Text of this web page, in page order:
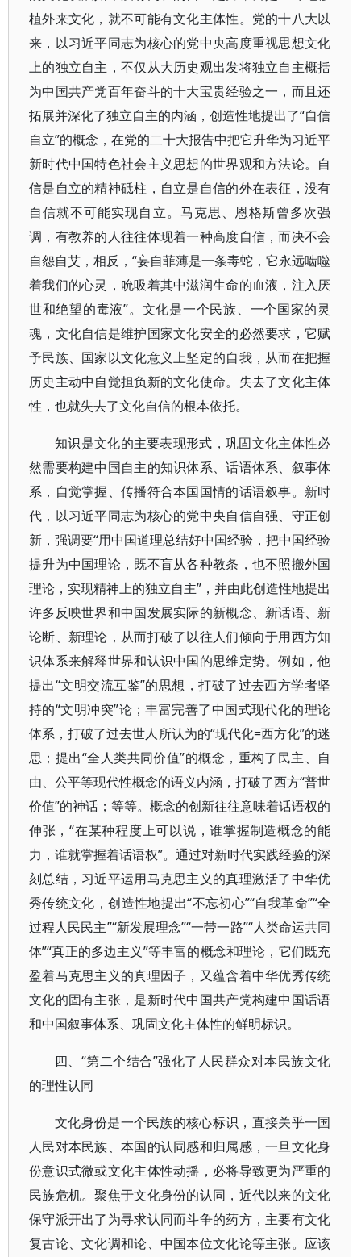
植外来文化，就不可能有文化主体性。党的十八大以
来，以习近平同志为核心的党中央高度重视思想文化
上的独立自主，不仅从大历史观出发将独立自主概括
为中国共产党百年奋斗的十大宝贵经验之一，而且还
拓展并深化了独立自主的内涵，创造性地提出了“自信
自立”的概念，在党的二十大报告中把它升华为习近平
新时代中国特色社会主义思想的世界观和方法论。自
信是自立的精神砥柱，自立是自信的外在表征，没有
自信就不可能实现自立。马克思、恩格斯曾多次强
调，有教养的人往往体现着一种高度自信，而决不会
自怨自艾，相反，“妄自菲薄是一条毒蛇，它永远啮噬
着我们的心灵，吮吸着其中滋润生命的血液，注入厌
世和绝望的毒液”。文化是一个民族、一个国家的灵
魂，文化自信是维护国家文化安全的必然要求，它赋
予民族、国家以文化意义上坚定的自我，从而在把握
历史主动中自觉担负新的文化使命。失去了文化主体
性，也就失去了文化自信的根本依托。
知识是文化的主要表现形式，巩固文化主体性必
然需要构建中国自主的知识体系、话语体系、叙事体
系，自觉掌握、传播符合本国国情的话语叙事。新时
代，以习近平同志为核心的党中央自信自强、守正创
新，强调要“用中国道理总结好中国经验，把中国经验
提升为中国理论，既不盲从各种教条，也不照搬外国
理论，实现精神上的独立自主”，并由此创造性地提出
许多反映世界和中国发展实际的新概念、新话语、新
论断、新理论，从而打破了以往人们倾向于用西方知
识体系来解释世界和认识中国的思维定势。例如，他
提出“文明交流互鉴”的思想，打破了过去西方学者坚
持的“文明冲突”论；丰富完善了中国式现代化的理论
体系，打破了过去世人所认为的“现代化=西方化”的迷
思；提出“全人类共同价值”的概念，重构了民主、自
由、公平等现代性概念的语义内涵，打破了西方“普世
价值”的神话；等等。概念的创新往往意味着话语权的
伸张，“在某种程度上可以说，谁掌握制造概念的能
力，谁就掌握着话语权”。通过对新时代实践经验的深
刻总结，习近平运用马克思主义的真理激活了中华优
秀传统文化，创造性地提出“不忘初心”“自我革命”“全
过程人民民主”“新发展理念”“一带一路”“人类命运共同
体”“真正的多边主义”等丰富的概念和理论，它们既充
盈着马克思主义的真理因子，又蕴含着中华优秀传统
文化的固有主张，是新时代中国共产党构建中国话语
和中国叙事体系、巩固文化主体性的鲜明标识。
四、“第二个结合”强化了人民群众对本民族文化
的理性认同
文化身份是一个民族的核心标识，直接关乎一国
人民对本民族、本国的认同感和归属感，一旦文化身
份意识式微或文化主体性动摇，必将导致更为严重的
民族危机。聚焦于文化身份的认同，近代以来的文化
保守派开出了为寻求认同而斗争的药方，主要有文化
复古论、文化调和论、中国本位文化论等主张。应该